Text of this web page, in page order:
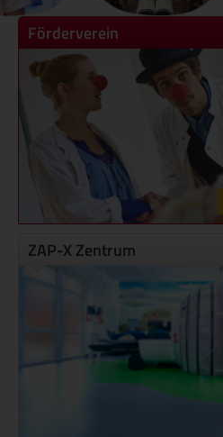
Förderverein
ZAP-X Zentrum